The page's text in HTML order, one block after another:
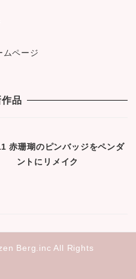
ページ
品
赤珊瑚のピンバッジをペンダ
ントにリメイク
Berg.inc All Rights